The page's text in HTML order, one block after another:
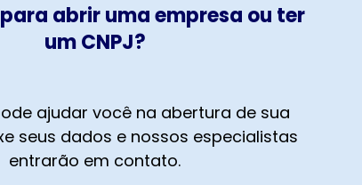
abrir uma empresa ou ter
um CNPJ?
ajudar você na abertura de sua
seus dados e nossos especialistas
entrarão em contato.